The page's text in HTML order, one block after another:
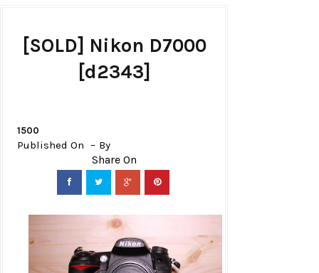
[SOLD] Nikon D7000
[d2343]
1500
Published On By